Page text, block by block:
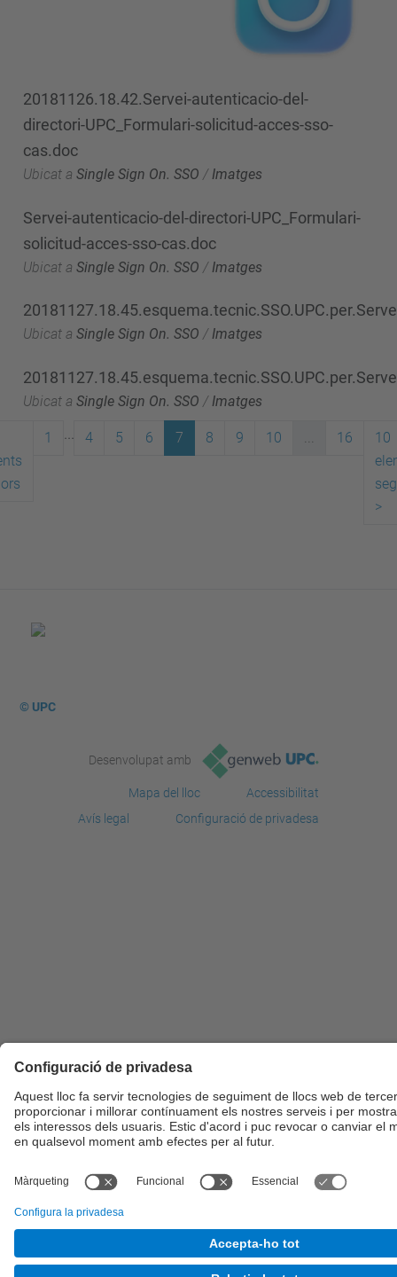
20181126.18.42.Servei-autenticacio-del-
directori-UPC_Formulari-solicitud-acces-sso-
cas.doc
Ubicat a Single Sign On. SSO / Imatges
Servei-autenticacio-del-directori-UPC_Formulari-
solicitud-acces-sso-cas.doc
Ubicat a Single Sign On. SSO / Imatges
Ubicat a Single Sign On. SSO / Imatges
Ubicat a Single Sign On. SSO / Imatges
1 4 5 6 7 8 9 10 16
10
>
© UPC
Desenvolupat amb
Mapa del lloc
Accessibilitat
Avís legal
Configuració de privadesa